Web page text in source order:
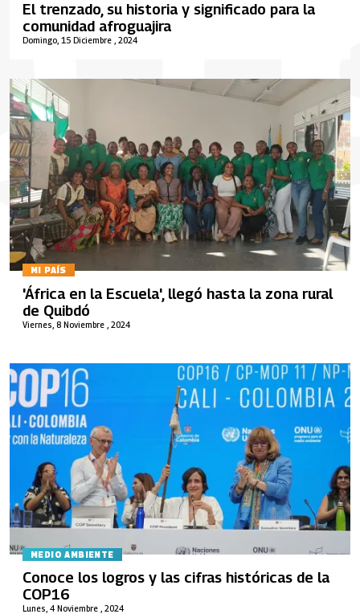
Domingo, 15 Diciembre , 2024
El trenzado, su historia y significado para la
comunidad afroguajira
MI PAÍS
Viernes, 8 Noviembre , 2024
'África en la Escuela', llegó hasta la zona rural
de Quibdó
MEDIO AMBIENTE
Lunes, 4 Noviembre , 2024
Conoce los logros y las cifras históricas de la
COP16